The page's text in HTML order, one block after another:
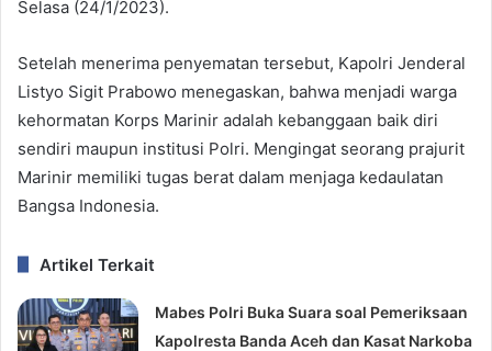
Selasa (24/1/2023).
Setelah menerima penyematan tersebut, Kapolri Jenderal
Listyo Sigit Prabowo menegaskan, bahwa menjadi warga
kehormatan Korps Marinir adalah kebanggaan baik diri
sendiri maupun institusi Polri. Mengingat seorang prajurit
Marinir memiliki tugas berat dalam menjaga kedaulatan
Bangsa Indonesia.
Artikel Terkait
Mabes Polri Buka Suara soal Pemeriksaan
Kapolresta Banda Aceh dan Kasat Narkoba